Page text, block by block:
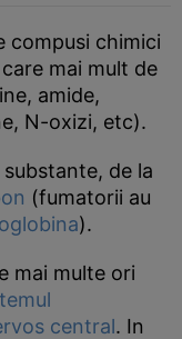
compusi chimici
mai mult de
amide,
N-oxizi, etc).
de la
(fumatorii au
).
mai multe ori
central. In